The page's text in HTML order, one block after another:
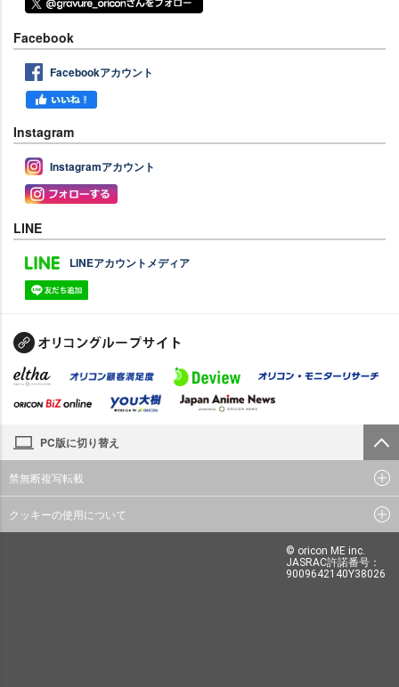
Facebook
Facebookアカウント
Instagram
Instagramアカウント
LINE
LINEアカウントメディア
PC版に切り替え
禁無断複写転載
クッキーの使用について
© oricon ME inc.
JASRAC許諾番号：
9009642140Y38026